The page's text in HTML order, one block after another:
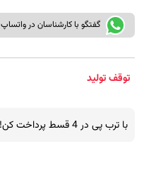
گفتگو با کارشناسان در واتساپ
توقف تولید
با ترب پی در 4 قسط پرداخت کن!